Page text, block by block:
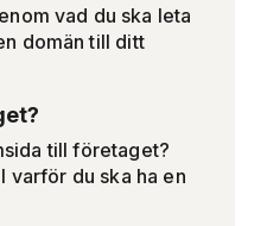
vad du ska leta
domän till ditt
till företaget?
varför du ska ha en